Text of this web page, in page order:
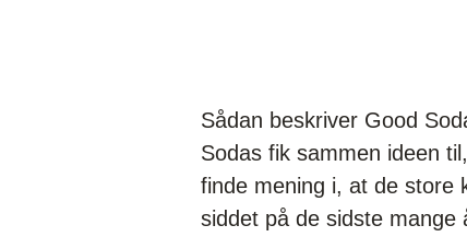
Sådan beskriver Good
Sodas fik sammen ideen
finde mening i, at de store
siddet på de sidste